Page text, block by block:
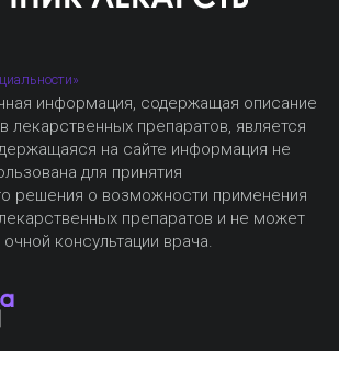
информация, содержащая описание
лекарственных препаратов, является
на сайте информация не
для принятия
решения о возможности применения
препаратов и не может
консультации врача.